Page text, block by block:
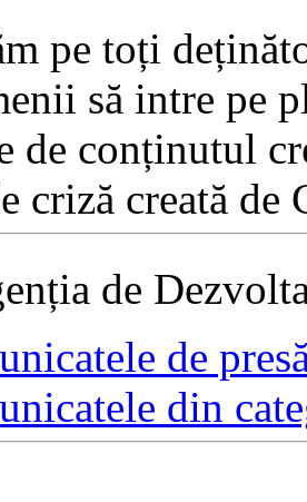
pe toți
să intre pe
de conținutul
criză creată
de
de
din